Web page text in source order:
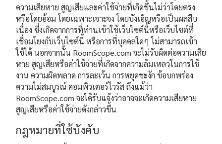
ความเสียหาย สูญเสียและค่าใช้จ่ายที่เกิดขึ้นไม่ว่าโดยตรง
หรือโดยอ้อม โดยเฉพาะเจาะจง โดยบังเอิญหรือเป็นผลสืบ
เนื่อง ซึ่งเกิดจากการที่ท่านเข้าใช้เว็บไซต์นี้หรือเว็บไซต์ที่
เชื่อมโยงกับเว็บไซต์นี้ หรือการที่บุคคลใดๆ ไม่สามารถเข้า
ใช้ได้ นอกจากนั้น RoomScope.com จะไม่รับผิดต่อความเสีย
หาย สูญเสียหรือค่าใช้จ่ายที่เกิดจากความล้มเหลวในการใช้
งาน ความผิดพลาด การละเว้น การหยุดชะงัก ข้อบกพร่อง
ความไม่สมบูรณ์ คอมพิวเตอร์ไวรัส ถึงแม้ว่า
RoomScope.com จะได้รับแจ้งว่าอาจจะเกิดความเสียหาย
สูญเสียหรือค่าใช้จ่ายดังกล่าวขึ้น
กฎหมายที่ใช้บังคับ